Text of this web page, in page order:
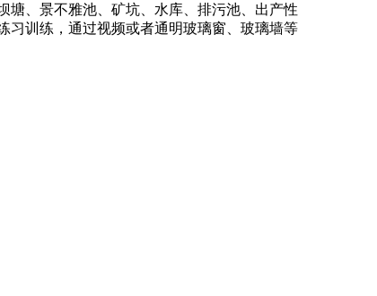
塘、景不雅池、矿坑、水库、排污池、出产性
习训练，通过视频或者通明玻璃窗、玻璃墙等